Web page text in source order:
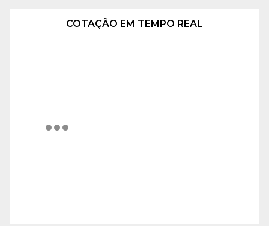
COTAÇÃO EM TEMPO REAL